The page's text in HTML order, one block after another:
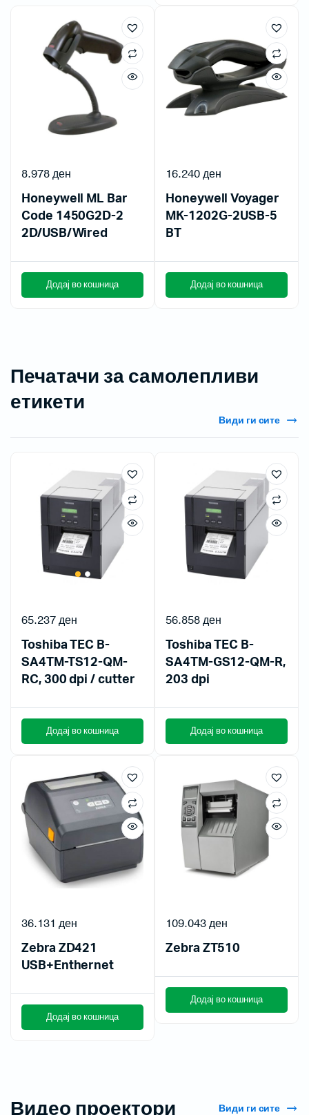
Honeywell ML Bar
Code 1450G2D-2
2D/USB/Wired
8.978ден
Додај во кошница
Honeywell Voyager
MK-1202G-2USB-5
BT
16.240ден
Додај во кошница
Печатачи за самолепливи
етикети
Види ги сите
Toshiba TEC B-
SA4TM-TS12-QM-
RC, 300 dpi / cutter
65.237ден
Додај во кошница
Toshiba TEC B-
SA4TM-GS12-QM-R,
203 dpi
56.858ден
Додај во кошница
Zebra ZD421
USB+Enthernet
36.131 ден
Додај во кошница
Zebra ZT510
109.043ден
Додај во кошница
Видео проектори Види ги сите